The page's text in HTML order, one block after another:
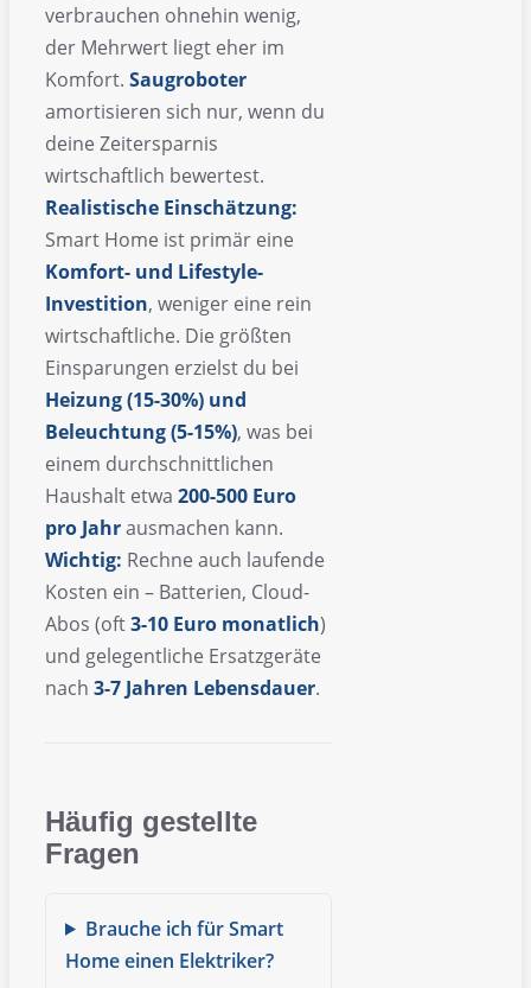
verbrauchen ohnehin wenig,
der Mehrwert liegt eher im
Komfort. Saugroboter
amortisieren sich nur, wenn du
deine Zeitersparnis
wirtschaftlich bewertest.
Realistische Einschätzung:
Smart Home ist primär eine
Komfort- und Lifestyle-
Investition, weniger eine rein
wirtschaftliche. Die größten
Einsparungen erzielst du bei
Heizung (15-30%) und
Beleuchtung (5-15%), was bei
einem durchschnittlichen
Haushalt etwa 200-500 Euro
pro Jahrausmachen kann.
Wichtig: Rechne auch laufende
Kosten ein – Batterien, Cloud-
Abos (oft3-10 Euro monatlich)
und gelegentliche Ersatzgeräte
nach 3-7 Jahren Lebensdauer.
Häufig gestellte
Fragen
Brauche ich für Smart
Home einen Elektriker?